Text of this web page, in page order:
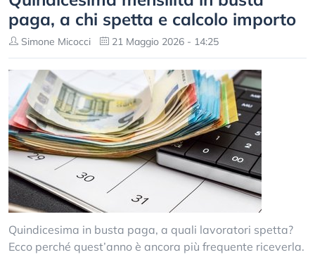
paga, a chi spetta e calcolo importo
Simone Micocci 21 Maggio 2026 - 14:25
Quindicesima in busta paga, a quali lavoratori spetta?
Ecco perché quest’anno è ancora più frequente riceverla.